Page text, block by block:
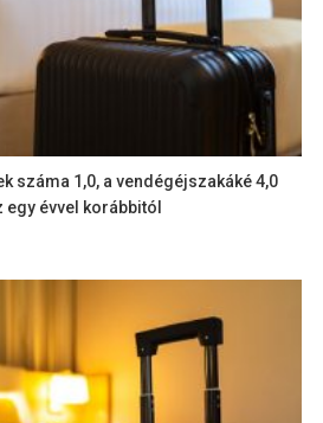
száma 1,0, a vendégéjszakáké 4,0
évvel korábbitól